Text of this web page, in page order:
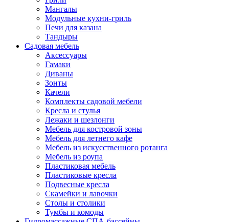
Мангалы
Модульные кухни-гриль
Печи для казана
Тандыры
Садовая мебель
Аксессуары
Гамаки
Диваны
Зонты
Качели
Комплекты садовой мебели
Кресла и стулья
Лежаки и шезлонги
Мебель для костровой зоны
Мебель для летнего кафе
Мебель из искусственного ротанга
Мебель из роупа
Пластиковая мебель
Пластиковые кресла
Подвесные кресла
Скамейки и лавочки
Столы и столики
Тумбы и комоды